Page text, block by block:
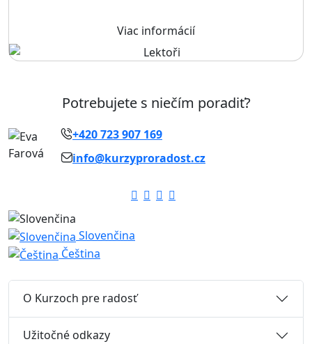
Viac informácií
Potrebujete s niečím poradiť?
+420 723 907 169
info@kurzyproradost.cz
Slovenčina
Čeština
O Kurzoch pre radosť
Užitočné odkazy